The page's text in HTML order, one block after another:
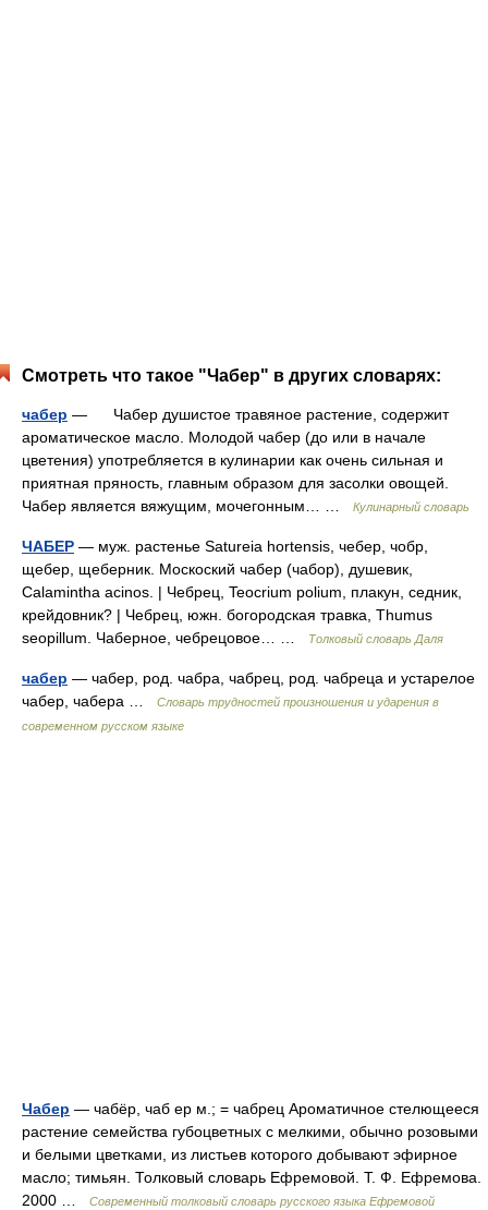
Смотреть что такое "Чабер" в других словарях:
чабер — Чабер душистое травяное растение, содержит
ароматическое масло. Молодой чабер (до или в начале
цветения) употребляется в кулинарии как очень сильная и
приятная пряность, главным образом для засолки овощей.
Чабер является вяжущим, мочегонным… …
Кулинарный словарь
ЧАБЕР — муж. растенье Satureia hortensis, чебер, чобр,
щебер, щеберник. Москоский чабер (чабор), душевик,
Calamintha acinos. | Чебрец, Teocrium polium, плакун, седник,
крейдовник? | Чебрец, южн. богородская травка, Thumus
seopillum. Чаберное, чебрецовое… …
Толковый словарь Даля
чабер — чабер, род. чабра, чабрец, род. чабреца и устарелое
чабер, чабера …
Словарь трудностей произношения и ударения в
современном русском языке
Чабер — чабёр, чаб ер м.; = чабрец Ароматичное стелющееся
растение семейства губоцветных с мелкими, обычно розовыми
и белыми цветками, из листьев которого добывают эфирное
масло; тимьян. Толковый словарь Ефремовой. Т. Ф. Ефремова.
2000 …
Современный толковый словарь русского языка Ефремовой